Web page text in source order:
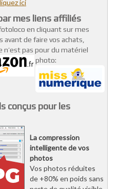
ici
mes liens affiliés
en cliquant sur mes
avant de faire vos achats,
n’est pas pour du matériel
photo:
conçus pour les
La compression
intelligente de vos
photos
Vos photos réduites
de +80% en poids sans